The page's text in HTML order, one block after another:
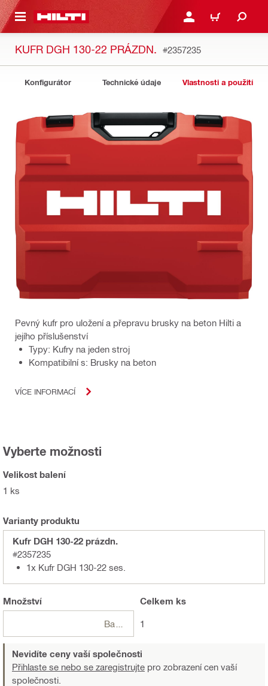
HLAVNÍ OBSAH PŘIHLÁSIT NEBO
KOŠÍK
KUFR DGH 130-22 PRÁZDN. #2357235
Konfigurátor Technické údaje Vlastnosti a použití
Pevný kufr pro uložení a přepravu brusky na beton Hilti a
jejího příslušenství
Typy: Kufry na jeden stroj
Kompatibilní s: Brusky na beton
VÍCE INFORMACÍ
Vyberte možnosti
Velikost balení
1 ks
Varianty produktu
Kufr DGH 130-22 prázdn.
#2357235
1x Kufr DGH 130-22 ses.
Množství Celkem ks
1
Nevidíte ceny vaší společnosti
Přihlaste se nebo se zaregistrujte pro zobrazení cen vaší
společnosti.